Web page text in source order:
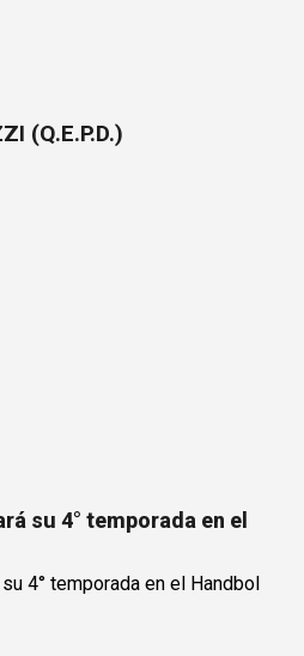
(Q.E.P.D.)
su 4° temporada en el